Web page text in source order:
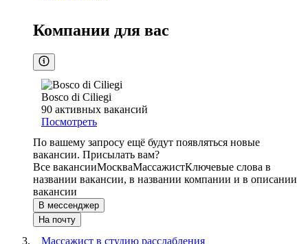
Компании для вас
Bosco di Ciliegi
90 активных вакансий
Посмотреть
По вашему запросу ещё будут появляться новые
вакансии. Присылать вам?
Все вакансииМоскваМассажистКлючевые слова в
названии вакансии, в названии компании и в описании
вакансии
В мессенджер
На почту
Массажист в студию расслабления